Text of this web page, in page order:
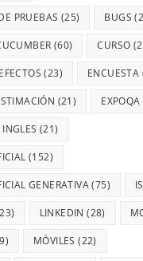
PRUEBAS (25) BUGS
(60) CURSO
(23) ENCUESTA
(21) EXPOQA
INGLES (21)
(152)
GENERATIVA(75)
LINKEDIN (28)
MÓVILES (22)